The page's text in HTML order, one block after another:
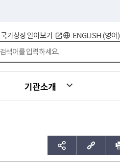
국가상징 알아보기 ENGLISH (영어)
기관소개
sns공유하기 주소복사 인쇄